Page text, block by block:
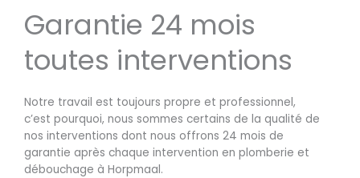
Garantie 24 mois
toutes interventions
Notre travail est toujours propre et professionnel,
c’est pourquoi, nous sommes certains de la qualité de
nos interventions dont nous offrons 24 mois de
garantie après chaque intervention en plomberie et
débouchage à Horpmaal.